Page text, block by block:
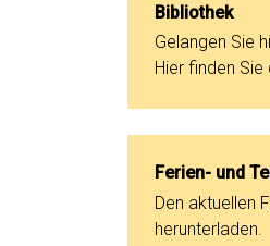
Bibliothek
Gelangen Sie
Hier finden Sie
Ferien- und
Den aktuellen
herunterladen.